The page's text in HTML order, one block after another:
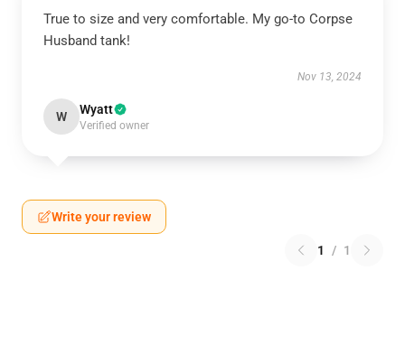
True to size and very comfortable. My go-to Corpse
Husband tank!
Nov 13, 2024
W Wyatt
Verified owner
Write your review
1 / 1